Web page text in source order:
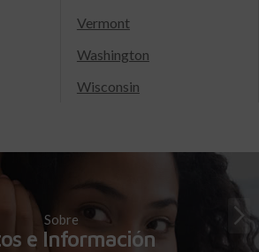
Vermont
Washington
Wisconsin
Sobre
e Información